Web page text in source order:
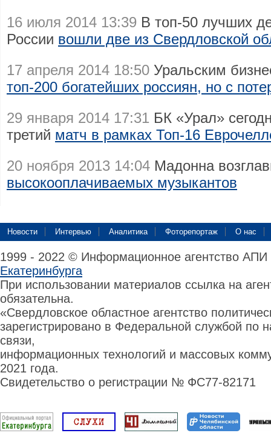
16 июля 2014 13:39 В топ-50 лучших
России вошли две из Свердловской
17 апреля 2014 18:50 Уральским
топ-200 богатейших россиян, но с
29 января 2014 17:31 БК «Урал»
третий матч в рамках Топ-16
20 ноября 2013 14:04 Мадонна
высокооплачиваемых музыкантов
Новости Интервью Аналитика Фоторепортаж О нас
1999 - 2022 © Информационное агентство
Екатеринбурга
При использовании материалов ссылка на
обязательна.
«Свердловское областное агентство
зарегистрировано в Федеральной службой по
связи,
информационных технологий и массовых
2021 года.
Свидетельство о регистрации № ФС77-82171